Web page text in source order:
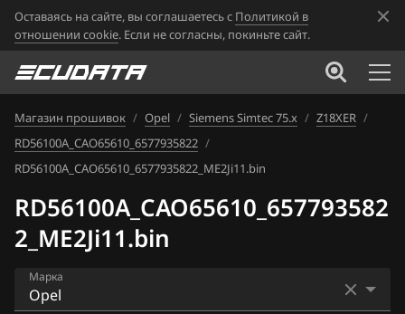
Оставаясь на сайте, вы соглашаетесь с Политикой в
отношении cookie. Если не согласны, покиньте сайт.
Магазин прошивок / Opel / Siemens Simtec 75.x / Z18XER /
RD56100A_CAO65610_6577935822 /
RD56100A_CAO65610_6577935822_ME2Ji11.bin
RD56100A_CAO65610_657793582
2_ME2Ji11.bin
Марка